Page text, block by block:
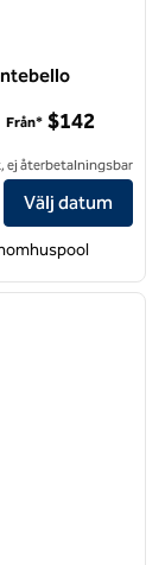
Los Angeles
Från* $142
ej återbetalningsbar
Välj datum
nästa